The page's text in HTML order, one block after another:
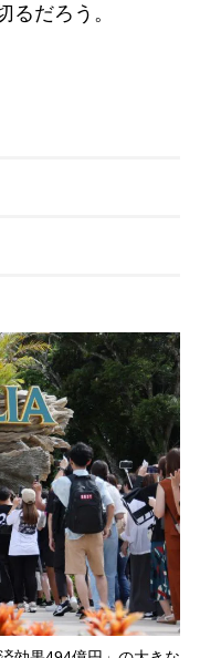
るだろう。